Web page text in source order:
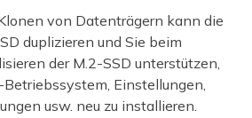
von Datenträgern kann die
duplizieren und Sie beim
der M.2-SSD unterstützen,
Einstellungen,
usw. neu zu installieren.